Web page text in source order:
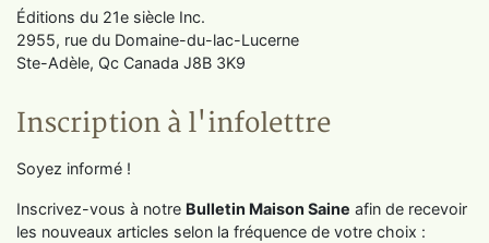
Éditions du 21e siècle Inc.
2955, rue du Domaine-du-lac-Lucerne
Ste-Adèle, Qc Canada J8B 3K9
Inscription à l'infolettre
Soyez informé !
Inscrivez-vous à notre Bulletin Maison Saine afin de recevoir
les nouveaux articles selon la fréquence de votre choix :